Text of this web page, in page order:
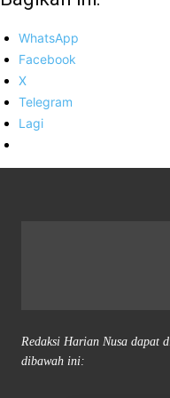
WhatsApp
Facebook
X
Telegram
Lagi
Redaksi Harian Nusa dapat
dibawah ini: